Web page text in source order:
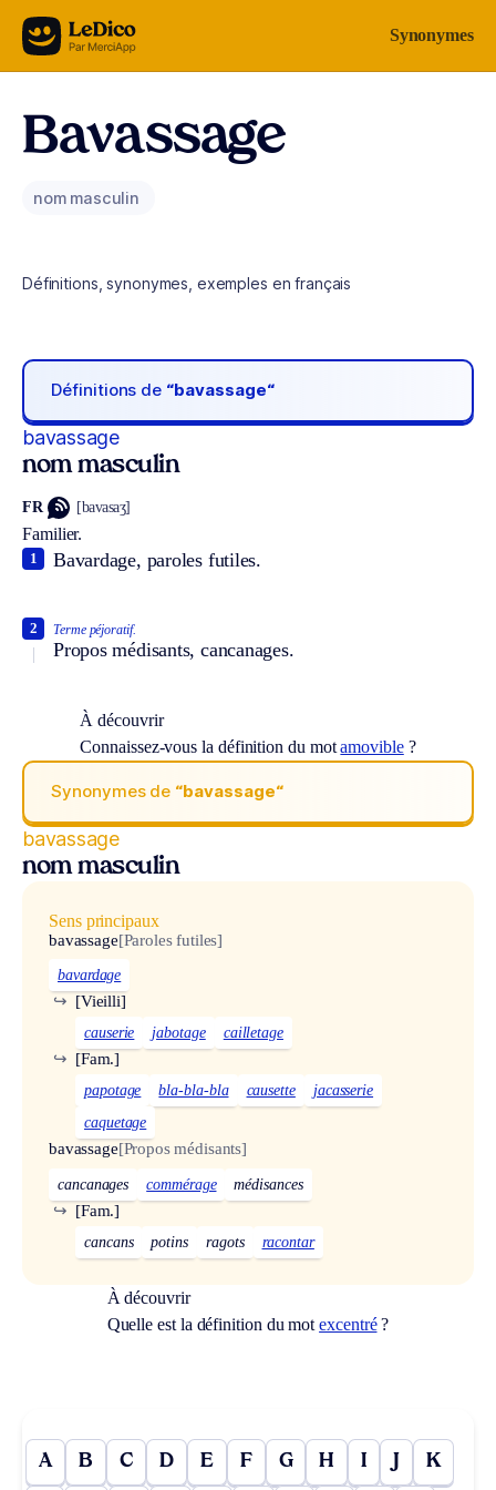
Aller au contenu Synonymes
Bavassage
nom masculin
Définitions, synonymes, exemples en français
Définitions de “bavassage“
bavassage
nom masculin
FR [bavasaʒ]
Familier.
Bavardage, paroles futiles.
1
Terme péjoratif.
Propos médisants, cancanages.
2
À découvrir
Connaissez-vous la définition du motamovible?
Synonymes de “bavassage“
bavassage
nom masculin
Sens principaux
bavassage[Paroles futiles]
bavardage
[Vieilli]
↪
causerie jabotage cailletage
[Fam.]
↪
papotage bla-bla-bla causette
jacasserie
caquetage
bavassage[Propos médisants]
cancanages commérage médisances
[Fam.]
↪
cancans potins ragots racontar
À découvrir
Quelle est la définition du motexcentré?
A B C D E F G H I J K